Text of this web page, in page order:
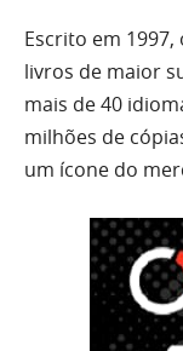
Escrito em 1997,
livros de maior
mais de 40
milhões de
um ícone do